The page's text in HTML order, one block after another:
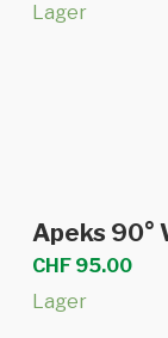
Lager
In den
Apeks 90°
CHF95.00
Lager